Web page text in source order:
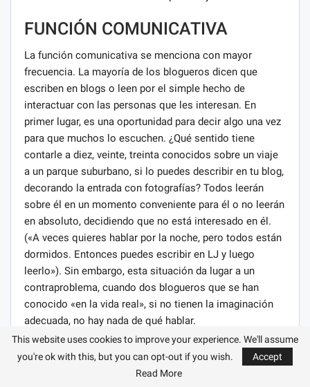
FUNCIÓN COMUNICATIVA
La función comunicativa se menciona con mayor
frecuencia. La mayoría de los blogueros dicen que
escriben en blogs o leen por el simple hecho de
interactuar con las personas que les interesan. En
primer lugar, es una oportunidad para decir algo una vez
para que muchos lo escuchen. ¿Qué sentido tiene
contarle a diez, veinte, treinta conocidos sobre un viaje
a un parque suburbano, si lo puedes describir en tu blog,
decorando la entrada con fotografías? Todos leerán
sobre él en un momento conveniente para él o no leerán
en absoluto, decidiendo que no está interesado en él.
(«A veces quieres hablar por la noche, pero todos están
dormidos. Entonces puedes escribir en LJ y luego
leerlo»). Sin embargo, esta situación da lugar a un
contraproblema, cuando dos blogueros que se han
conocido «en la vida real», si no tienen la imaginación
adecuada, no hay nada de qué hablar.
Tanto para los «lectores» como para los «escritores»
hay dos direcciones de motivación comunicativa en el
This website uses cookies to improve your experience. We'll assume
you're ok with this, but you can opt-out if you wish.
Accept
Read More